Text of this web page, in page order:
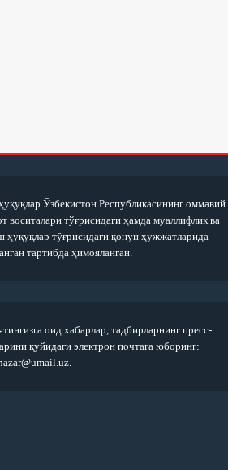
Ўзбекистон Республикасининг оммавий
воситалари тўғрисидаги ҳамда муаллифлик ва
ҳуқуқлар тўғрисидаги қонун ҳужжатларида
тартибда ҳимояланган.
оид хабарлар, тадбирларнинг пресс-
қуйидаги электрон почтага юборинг: